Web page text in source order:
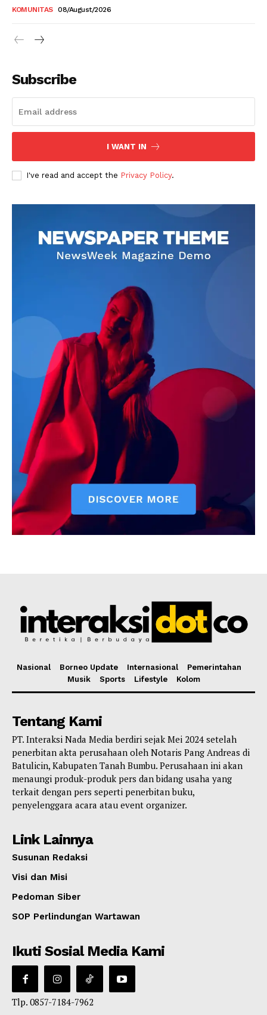
KOMUNITAS 08/August/2026
Subscribe
I WANT IN
I've read and accept the Privacy Policy.
Nasional Borneo Update Internasional
Pemerintahan
Musik
Sports Lifestyle Kolom
Tentang Kami
PT. Interaksi Nada Media berdiri sejak Mei 2024 setelah
penerbitan akta perusahaan oleh Notaris Pang Andreas di
Batulicin, Kabupaten Tanah Bumbu. Perusahaan ini akan
menaungi produk-produk pers dan bidang usaha yang
terkait dengan pers seperti penerbitan buku,
penyelenggara acara atau event organizer.
Link Lainnya
Susunan Redaksi
Visi dan Misi
Pedoman Siber
SOP Perlindungan Wartawan
Ikuti Sosial Media Kami
Tlp. 0857-7184-7962